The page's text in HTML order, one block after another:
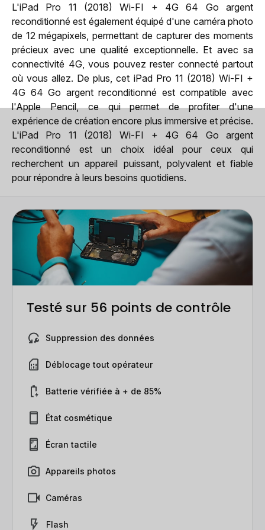
L'iPad Pro 11 (2018) Wi-FI + 4G 64 Go argent
reconditionné est également équipé d'une caméra photo
de 12 mégapixels, permettant de capturer des moments
précieux avec une qualité exceptionnelle. Et avec sa
connectivité 4G, vous pouvez rester connecté partout
où vous allez. De plus, cet iPad Pro 11 (2018) Wi-FI +
4G 64 Go argent reconditionné est compatible avec
l'Apple Pencil, ce qui permet de profiter d'une
expérience de création encore plus immersive et précise.
L'iPad Pro 11 (2018) Wi-FI + 4G 64 Go argent
reconditionné est un choix idéal pour ceux qui
recherchent un appareil puissant, polyvalent et fiable
pour répondre à leurs besoins quotidiens.
Testé sur 56 points de contrôle
Suppression des données
Déblocage tout opérateur
Batterie vérifiée à + de 85%
État cosmétique
Écran tactile
Appareils photos
Caméras
Flash